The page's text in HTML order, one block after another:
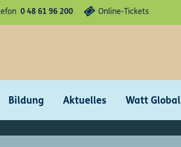
0 48 61 96 200 Online-Tickets
Bildung Aktuelles Watt Global